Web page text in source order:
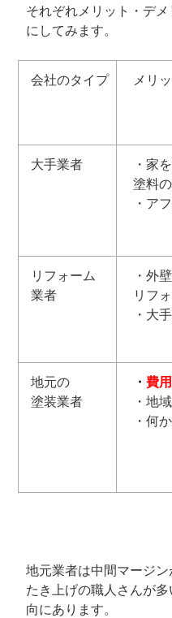
それぞれメリット・デ
にしてみます。
会社のタイプ メリ
大手業者
・家
塗料
・ア
リフォーム
業者
・外
リフ
・大
地元の
塗装業者
・ 費
・地
・何
地元業者は中間マージ
たき上げの職人さんが
向にあります。